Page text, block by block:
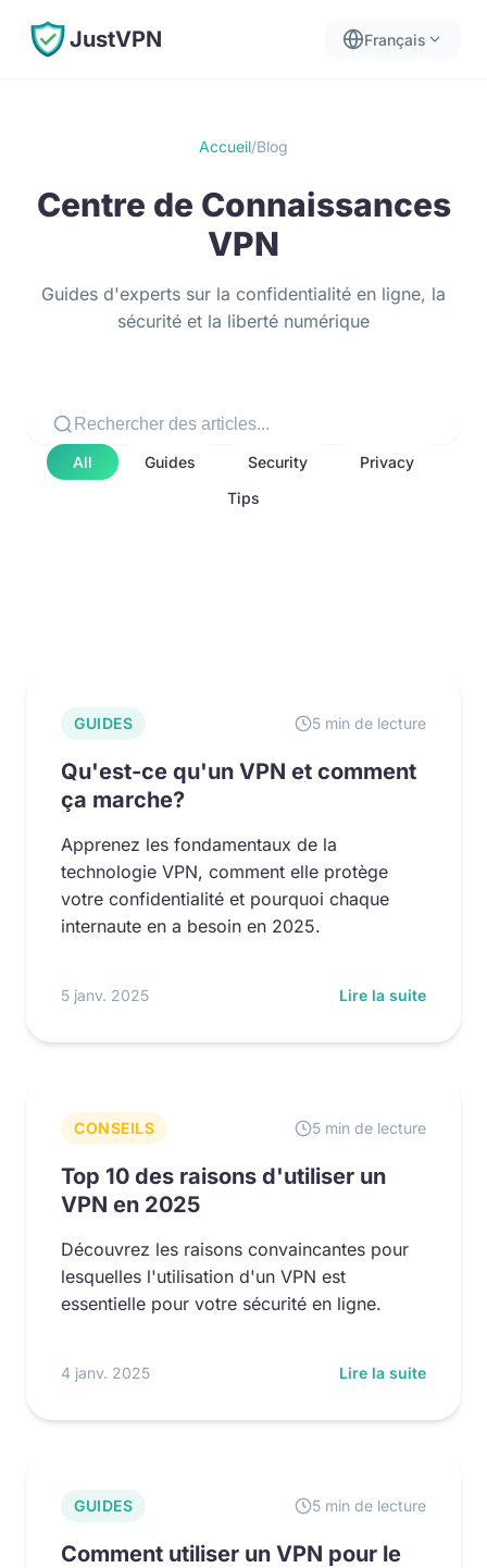
JustVPN Français
Accueil/Blog
Centre de Connaissances
VPN
Guides d'experts sur la confidentialité en ligne, la
sécurité et la liberté numérique
All Guides Security
Privacy
Tips
GUIDES 5 min de lecture
Qu'est-ce qu'un VPN et comment
ça marche?
Apprenez les fondamentaux de la
technologie VPN, comment elle protège
votre confidentialité et pourquoi chaque
internaute en a besoin en 2025.
5 janv. 2025 Lire la suite
CONSEILS 5 min de lecture
Top 10 des raisons d'utiliser un
VPN en 2025
Découvrez les raisons convaincantes pour
lesquelles l'utilisation d'un VPN est
essentielle pour votre sécurité en ligne.
4 janv. 2025 Lire la suite
GUIDES 5 min de lecture
Comment utiliser un VPN pour le